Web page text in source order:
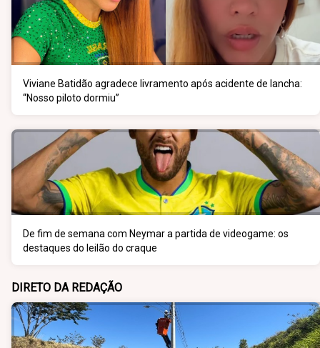
Viviane Batidão agradece livramento após acidente de lancha:
“Nosso piloto dormiu”
De fim de semana com Neymar a partida de videogame: os
destaques do leilão do craque
DIRETO DA REDAÇÃO